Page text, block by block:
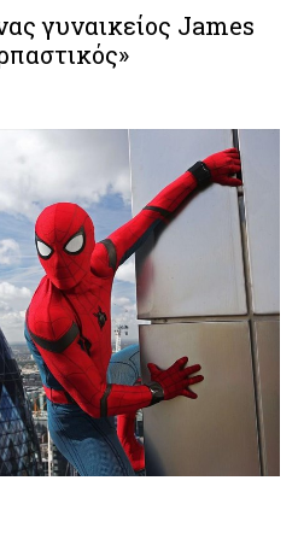
γυναικείος James